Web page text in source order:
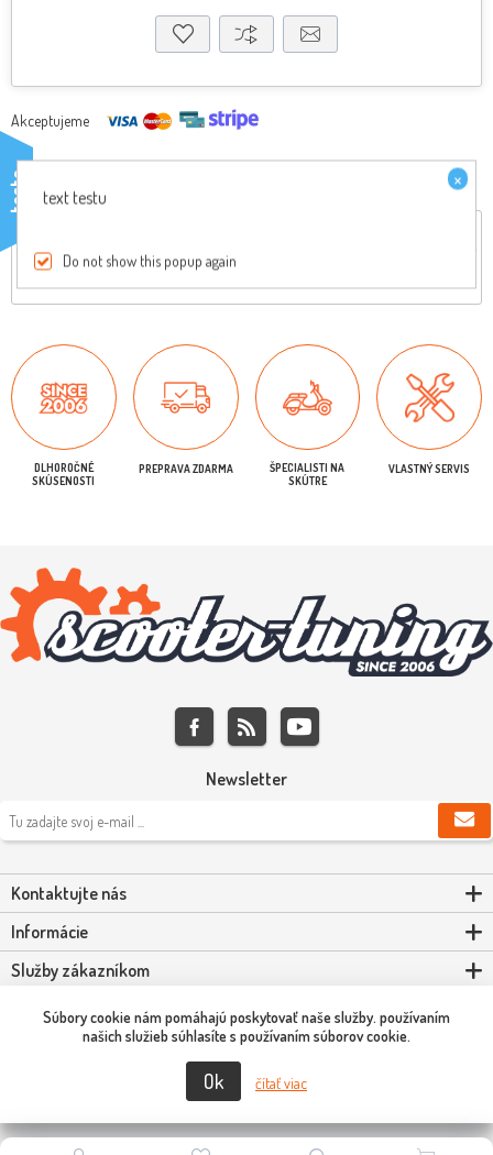
Akceptujeme
Originálny diel, pre viac informácií nás kontaktujte
DLHOROČNÉ
SKÚSENOSTI
PREPRAVA ZDARMA
ŠPECIALISTI NA
SKÚTRE
VLASTNÝ SERVIS
Newsletter
Kontaktujte nás
Informácie
Služby zákazníkom
Môj účet
Copyright © 2026 Scooter-Tuning SK. Všetky práva vyhradené.
testo
Súbory cookie nám pomáhajú poskytovať naše služby. používaním
našich služieb súhlasíte s používaním súborov cookie.
Ok čítať viac
×
text testu
Do not show this popup again